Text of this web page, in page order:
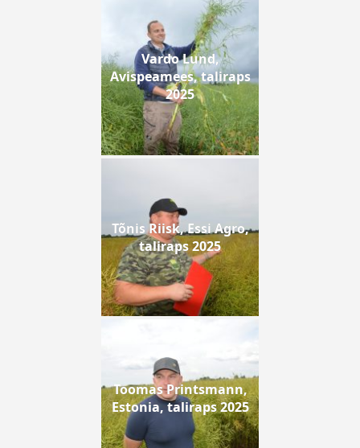
Vardo Lund,
Avispeamees, taliraps
2025
Tõnis Riisk, Essi Agro,
taliraps 2025
Toomas Printsmann,
Estonia, taliraps 2025